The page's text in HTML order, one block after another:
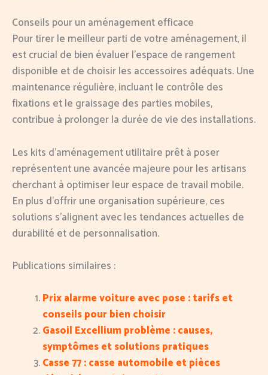
Conseils pour un aménagement efficace
Pour tirer le meilleur parti de votre aménagement, il
est crucial de bien évaluer l’espace de rangement
disponible et de choisir les accessoires adéquats. Une
maintenance régulière, incluant le contrôle des
fixations et le graissage des parties mobiles,
contribue à prolonger la durée de vie des installations.
Les kits d’aménagement utilitaire prêt à poser
représentent une avancée majeure pour les artisans
cherchant à optimiser leur espace de travail mobile.
En plus d’offrir une organisation supérieure, ces
solutions s’alignent avec les tendances actuelles de
durabilité et de personnalisation.
Publications similaires :
Prix alarme voiture avec pose : tarifs et
conseils pour bien choisir
Gasoil Excellium problème : causes,
symptômes et solutions pratiques
Casse 77 : casse automobile et pièces